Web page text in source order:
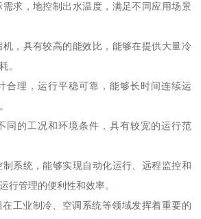
求，地控制出水温度，满足不同应用场景
，具有较高的能效比，能够在提供大量冷
。
合理，运行平稳可靠，能够长时间连续运
同的工况和环境条件，具有较宽的运行范
系统，能够实现自动化运行、远程监控和
行管理的便利性和效率。
工业制冷、空调系统等领域发挥着重要的